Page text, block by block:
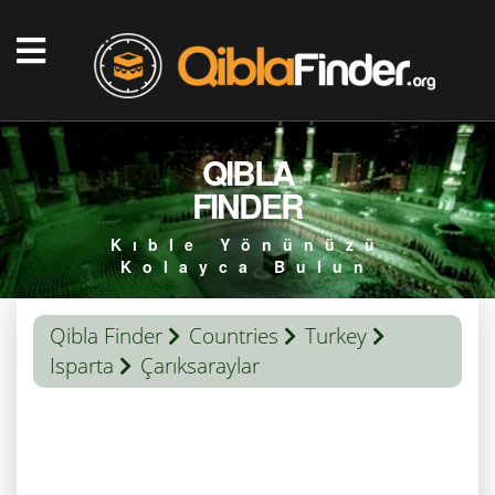
QIBLA
FINDER
Kıble Yönünüzü
Kolayca Bulun
Qibla Finder Countries
Turkey
Isparta
Çarıksaraylar